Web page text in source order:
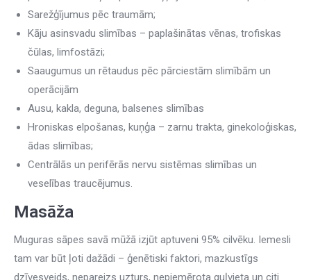
Sarežģījumus pēc traumām;
Kāju asinsvadu slimības – paplašinātas vēnas, trofiskas
čūlas, limfostāzi;
Saaugumus un rētaudus pēc pārciestām slimībām un
operācijām
Ausu, kakla, deguna, balsenes slimības
Hroniskas elpošanas, kuņģa – zarnu trakta, ginekoloģiskas,
ādas slimības;
Centrālās un perifērās nervu sistēmas slimības un
veselības traucējumus.
Masāža
Muguras sāpes savā mūžā izjūt aptuveni 95% cilvēku. Iemesli
tam var būt ļoti dažādi – ģenētiski faktori, mazkustīgs
dzīvesveids, nepareizs uzturs, nepiemērota guļvieta un citi.